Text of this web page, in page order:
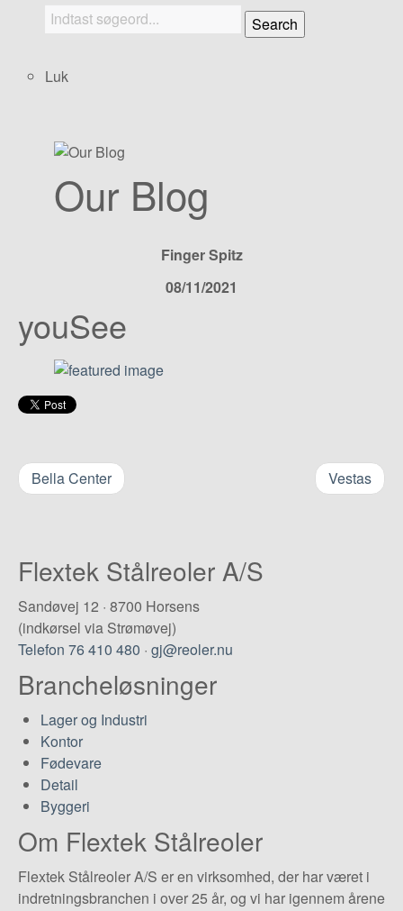
Search
Luk
Our Blog
Finger Spitz
08/11/2021
youSee
Bella Center Vestas
Flextek Stålreoler A/S
Sandøvej 12 · 8700 Horsens
(indkørsel via Strømøvej)
Telefon 76 410 480 · gj@reoler.nu
Brancheløsninger
Lager og Industri
Kontor
Fødevare
Detail
Byggeri
Om Flextek Stålreoler
Flextek Stålreoler A/S er en virksomhed, der har været i
indretningsbranchen i over 25 år, og vi har igennem årene